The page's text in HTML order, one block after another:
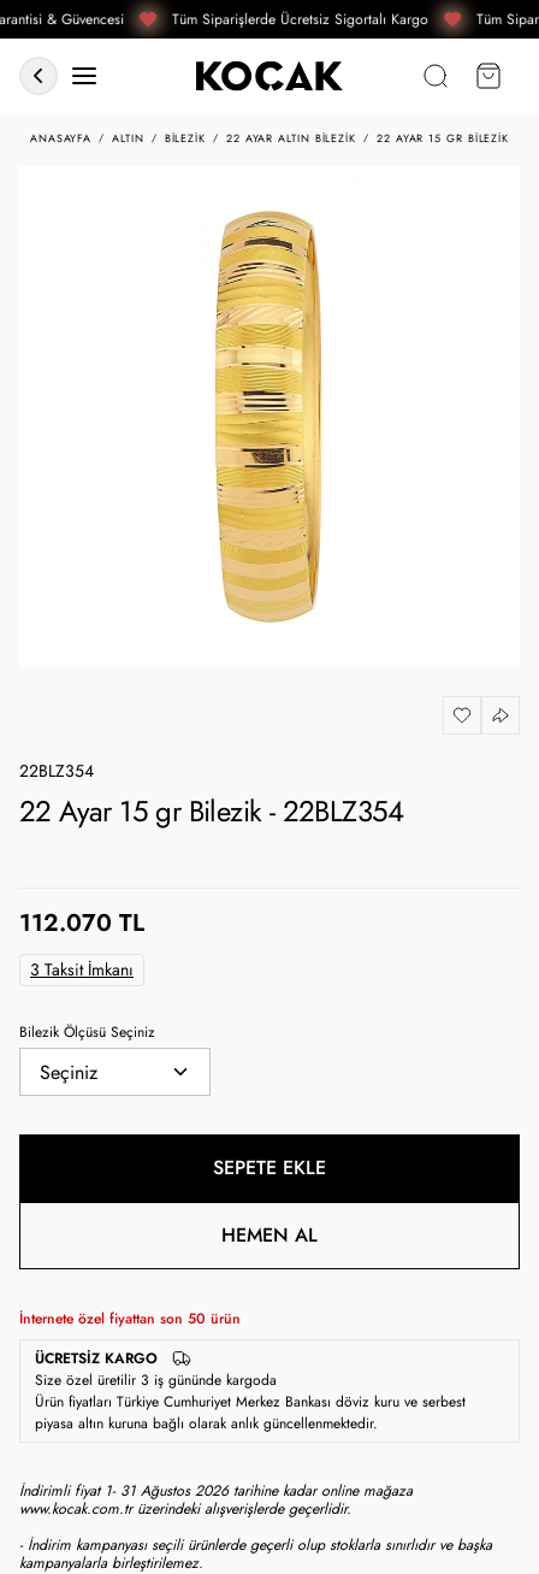
& Güvencesi Tüm Siparişlerde Ücretsiz Sigortalı Kargo Tüm
ANASAYFA ALTIN BILEZIK 22 AYAR ALTIN BILEZIK 22 AYAR 15 GR BILEZIK
22BLZ354
22 Ayar 15 gr Bilezik - 22BLZ354
112.070 TL
3 Taksit İmkanı
Bilezik Ölçüsü Seçiniz
SEPETE EKLE
HEMEN AL
İnternete özel fiyattan son 50 ürün
ÜCRETSIZ KARGO
Size özel üretilir 3 iş gününde kargoda
Ürün fiyatları Türkiye Cumhuriyet Merkez Bankası döviz kuru ve serbest
piyasa altın kuruna bağlı olarak anlık güncellenmektedir.
İndirimli fiyat 1- 31 Ağustos 2026 tarihine kadar online mağaza
www.kocak.com.tr üzerindeki alışverişlerde geçerlidir.
- İndirim kampanyası seçili ürünlerde geçerli olup stoklarla sınırlıdır ve başka
kampanyalarla birleştirilemez.